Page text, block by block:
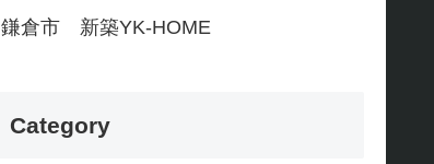
鎌倉市 新築YK-HOME
Category